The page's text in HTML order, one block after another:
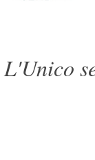
L'Unico